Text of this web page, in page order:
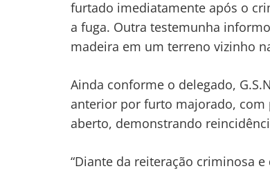
furtado imediatamente após o
a fuga. Outra testemunha
madeira em um terreno vizinho
Ainda conforme o delegado,
anterior por furto majorado, com
aberto, demonstrando
“Diante da reiteração criminosa